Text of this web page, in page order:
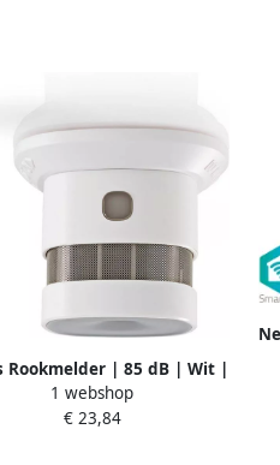
Rookmelder | 85 dB | Wit |
1 stuks DTCTSL40WT
1 webshop
€ 23,84